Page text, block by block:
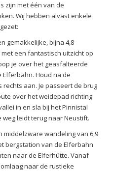
zijn met één van de
Wij hebben alvast enkele
gemakkelijke, bijna 4,8
een fantastisch uitzicht op
je over het geasfalteerde
Houd na de
aan. Je passeert de brug
over het weidepad richting
in en sla bij het Pinnistal
leidt terug naar Neustift.
middelzware wandeling van 6,9
bergstation van de Elferbahn
naar de Elferhütte. Vanaf
naar de rustieke